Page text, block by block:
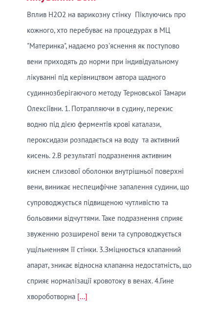
Вплив Н2О2 на варикозну стінку Піклуючись про
кожного, хто перебуває на процедурах в МЦ
"Материнка", надаємо роз'яснення як поступово
вени приходять до норми при індивідуальному
лікуванні під керівництвом автора щадного
судиннозберігаючого методу Терновської Тамари
Олексіївни. 1. Потрапляючи в судину, перекис
водню під дією ферментів крові каталази,
пероксидази розпадається на воду та активний
кисень. 2.В результаті подразнення активним
киснем слизової оболонки внутрішньої поверхні
вени, виникає неспецифічне запалення судини, що
супроводжується підвищеною чутливістю та
больовими відчуттями. Таке подразнення сприяє
звуженню розширеної вени та супроводжується
ущільненням її стінки. 3.Зміцнюється клапанний
апарат, зникає відносна клапанна недостатність, що
сприяє нормалізації кровотоку в венах. 4.Гине
хвороботворна [...]